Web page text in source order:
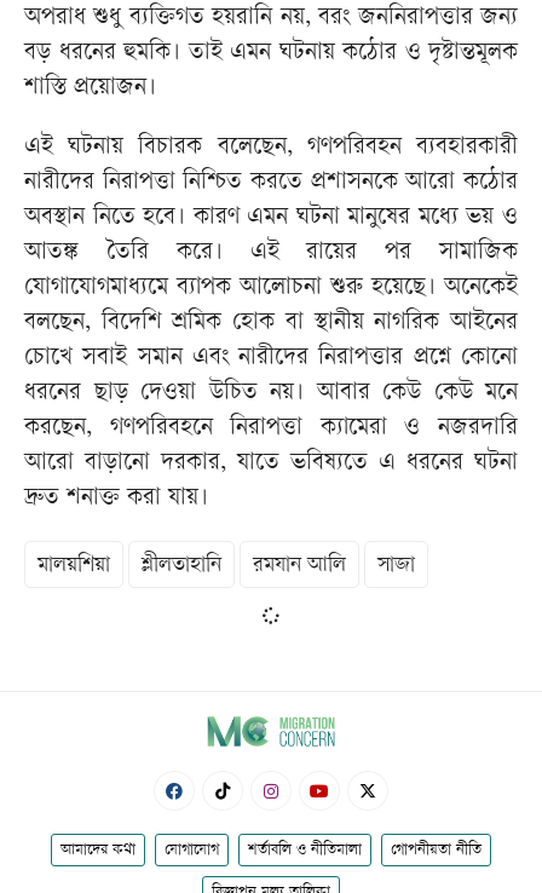
অপরাধ শুধু ব্যক্তিগত হয়রানি নয়, বরং জননিরাপত্তার জন্য
বড় ধরনের হুমকি। তাই এমন ঘটনায় কঠোর ও দৃষ্টান্তমূলক
শাস্তি প্রয়োজন।
এই ঘটনায় বিচারক বলেছেন, গণপরিবহন ব্যবহারকারী
নারীদের নিরাপত্তা নিশ্চিত করতে প্রশাসনকে আরো কঠোর
অবস্থান নিতে হবে। কারণ এমন ঘটনা মানুষের মধ্যে ভয় ও
আতঙ্ক তৈরি করে। এই রায়ের পর সামাজিক
যোগাযোগমাধ্যমে ব্যাপক আলোচনা শুরু হয়েছে। অনেকেই
বলছেন, বিদেশি শ্রমিক হোক বা স্থানীয় নাগরিক আইনের
চোখে সবাই সমান এবং নারীদের নিরাপত্তার প্রশ্নে কোনো
ধরনের ছাড় দেওয়া উচিত নয়। আবার কেউ কেউ মনে
করছেন, গণপরিবহনে নিরাপত্তা ক্যামেরা ও নজরদারি
আরো বাড়ানো দরকার, যাতে ভবিষ্যতে এ ধরনের ঘটনা
দ্রুত শনাক্ত করা যায়।
মালয়শিয়া শ্লীলতাহানি রমযান আলি সাজা
আমাদের কথা যোগাযোগ শর্তাবলি ও নীতিমালা গোপনীয়তা নীতি